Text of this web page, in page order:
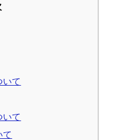
いて
いて
て